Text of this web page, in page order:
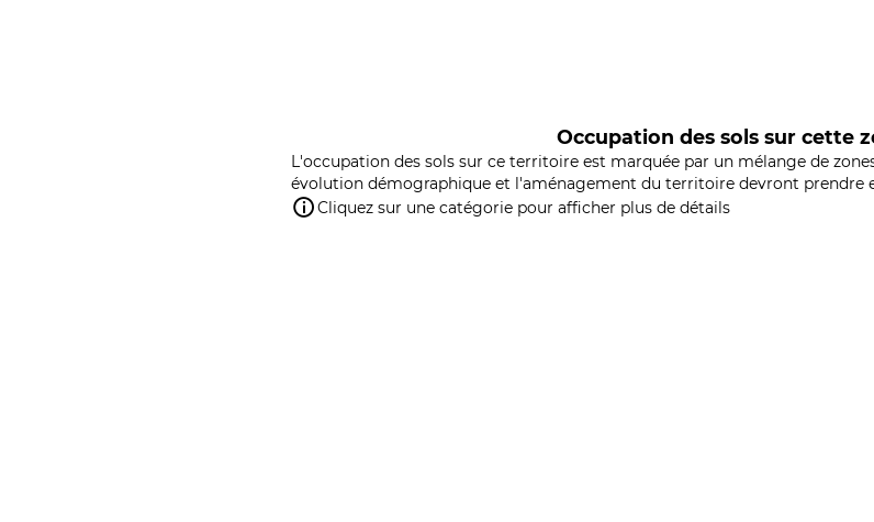
Occupation des sols sur cette
L'occupation des sols sur ce territoire est marquée par un mélange de
évolution démographique et l'aménagement du territoire devront prendre
Cliquez sur une catégorie pour afficher plus de détails